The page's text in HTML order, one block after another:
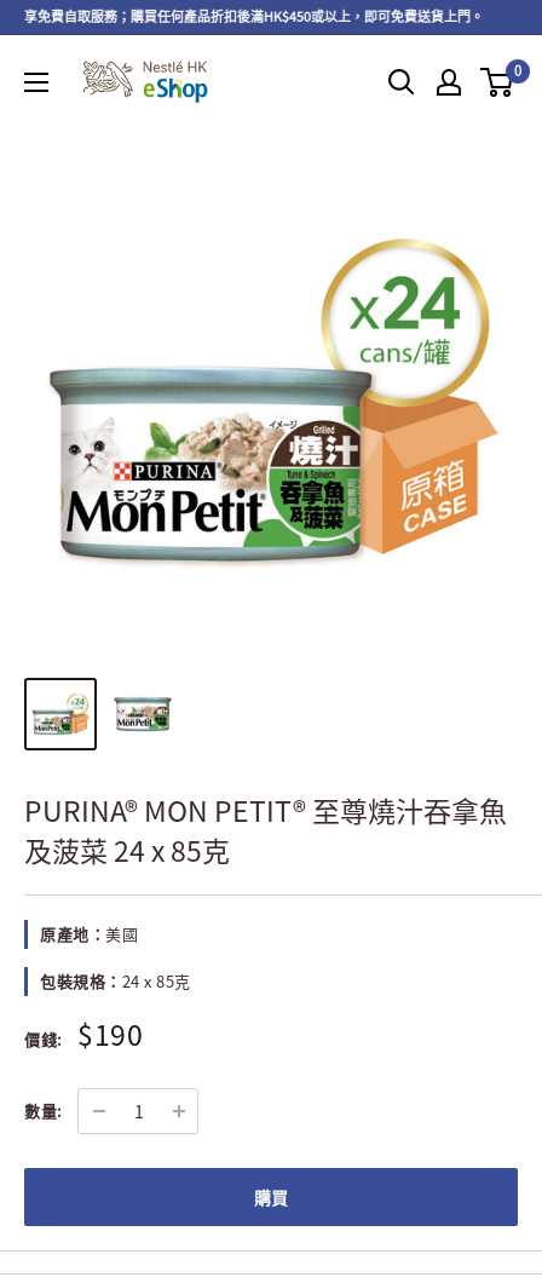
享免費自取服務；購買任何產品折扣後滿HK$450或以上，即可免費送貨上門。
0
PURINA® MON PETIT® 至尊燒汁吞拿魚
及菠菜 24 x 85克
原產地： 美國
包裝規格： 24 x 85克
價錢: $190
數量:
購買